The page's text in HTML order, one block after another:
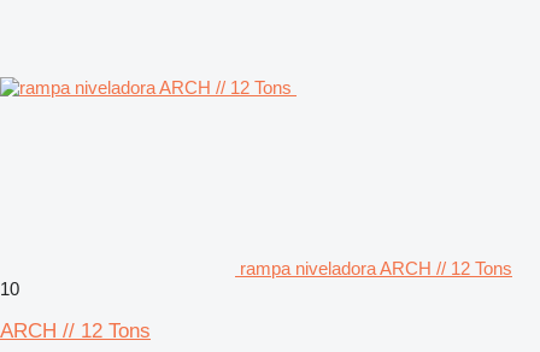
rampa niveladora ARCH // 12 Tons
10
ARCH // 12 Tons